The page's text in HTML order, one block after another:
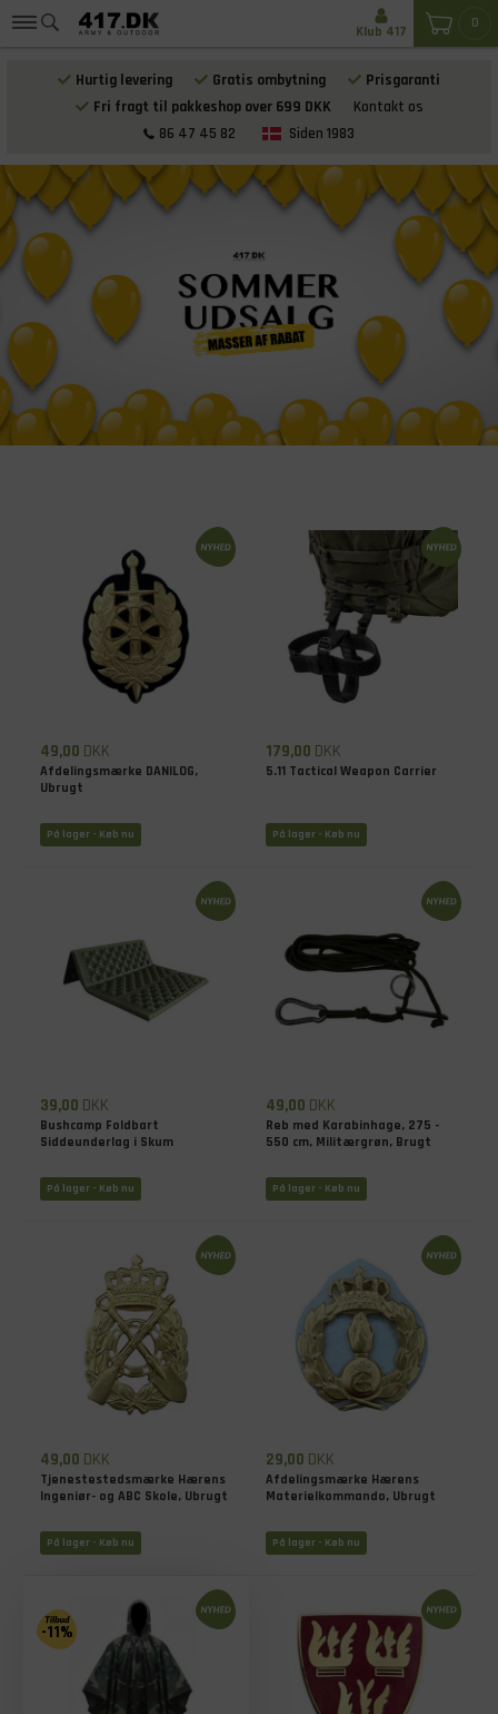
Hurtig levering Gratis ombytning
Prisgaranti
Fri fragt til pakkeshop over 699 DKK
Kontakt os
86 47 45 82
Siden 1983
0
Klub 417
49,00 DKK
Afdelingsmærke DANILOG,
Ubrugt
På lager - Køb nu
179,00 DKK
5.11 Tactical Weapon Carrier
På lager - Køb nu
39,00 DKK
Bushcamp Foldbart
Siddeunderlag i Skum
På lager - Køb nu
49,00 DKK
Reb med Karabinhage, 275 -
550 cm, Militærgrøn, Brugt
På lager - Køb nu
49,00 DKK
Tjenestestedsmærke Hærens
Ingeniør- og ABC Skole, Ubrugt
På lager - Køb nu
29,00 DKK
Afdelingsmærke Hærens
Materielkommando, Ubrugt
På lager - Køb nu
-11%